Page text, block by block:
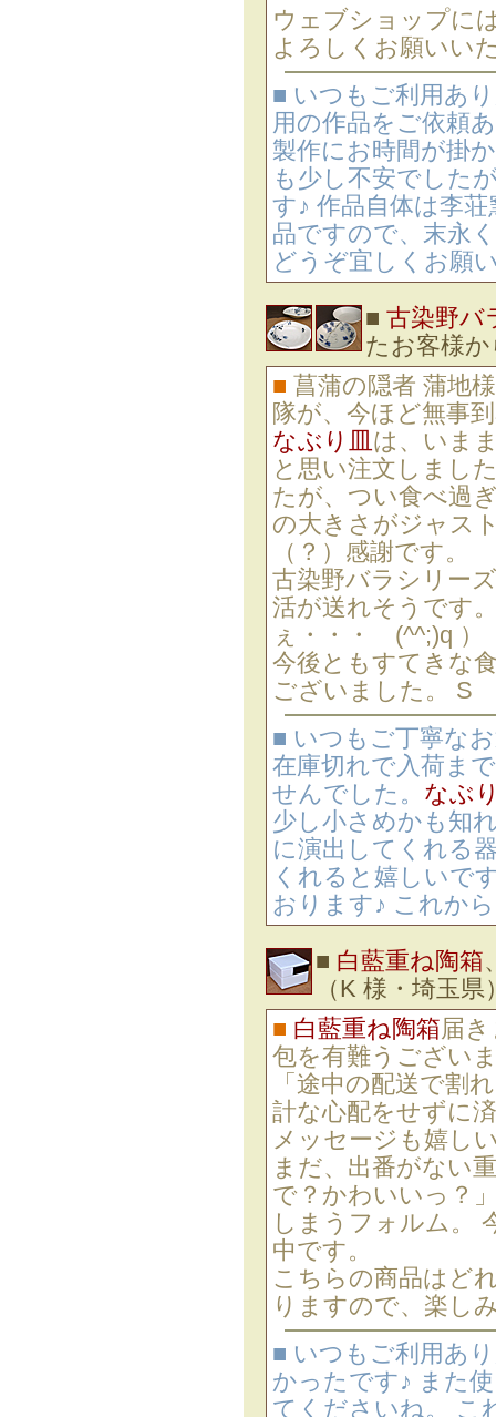
ウェブショップに
よろしくお願いい
■ いつもご利用あ
用の作品をご依頼
製作にお時間が掛
も少し不安でした
す♪ 作品自体は李
品ですので、末永
どうぞ宜しくお願
■ 古染野バ
たお客様
■ 菖蒲の隠者 蒲地
隊が、今ほど無事
なぶり皿は、いま
と思い注文しまし
たが、つい食べ過
の大きさがジャス
（？）感謝です。
古染野バラシリー
活が送れそうです
ぇ・・・ (^^;)q ）
今後ともすてきな
ございました。 S
■ いつもご丁寧な
在庫切れで入荷ま
せんでした。 なぶ
少し小さめかも知
に演出してくれる
くれると嬉しいで
おります♪ これか
■ 白藍重ね陶箱
（K 様・埼玉県
■ 白藍重ね陶箱届
包を有難うござい
「途中の配送で割
計な心配をせずに
メッセージも嬉し
まだ、出番がない
で？かわいいっ？
しまうフォルム。
中です。
こちらの商品はど
りますので、楽し
■ いつもご利用あ
かったです♪ また
てくださいね。 こ